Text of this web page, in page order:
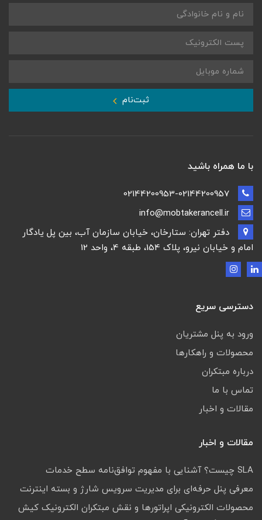
ثبت‌نام
با ما همراه باشید
دفتر تهران: ستارخان، خیابان سازمان آب، بین پل یادگار
امام و خیابان نیرو، پلاک 154، طبقه 4، واحد 12
دسترسی سریع
ورود به پنل مشتریان
محصولات و راهکارها
درباره مبتکران
تماس با ما
مقالات و اخبار
مقالات و اخبار
SLA چیست؟ آشنایی با مفهوم توافق‌نامه سطح خدمات
معرفی پنل حرفه‌ای برای مدیریت سرویس شارژ و بسته اینترنت
محصولات الکترونیکی اپراتورها و نقش مبتکران الکترونیک کیش